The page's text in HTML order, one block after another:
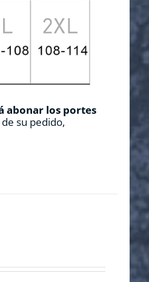
abonar los portes
su pedido,